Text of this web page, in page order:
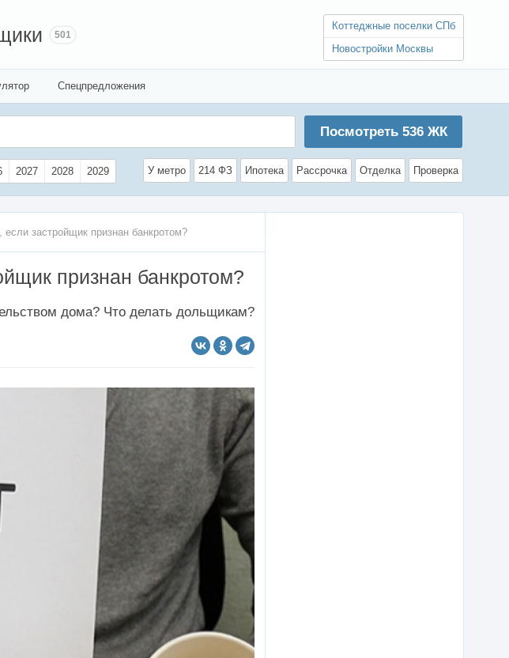
501
Коттеджные поселки СПб
Новостройки Москвы
Спецпредложения
Посмотреть 536ЖК
2027 2028 2029 У метро 214 ФЗ Ипотека Рассрочка Отделка Проверка
застройщик признан банкротом?
признан банкротом?
дома? Что делать дольщикам?